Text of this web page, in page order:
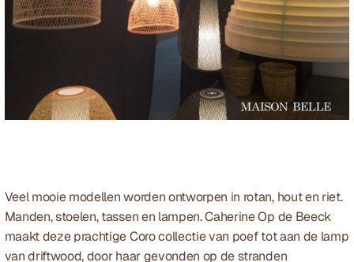
Veel mooie modellen worden ontworpen in rotan, hout en riet.
Manden, stoelen, tassen en lampen. Caherine Op de Beeck
maakt deze prachtige Coro collectie van poef tot aan de lamp
van driftwood, door haar gevonden op de stranden